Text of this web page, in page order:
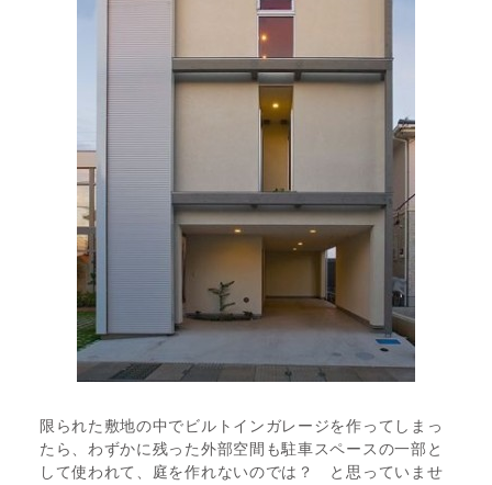
限られた敷地の中でビルトインガレージを作ってしまっ
たら、わずかに残った外部空間も駐車スペースの一部と
して使われて、庭を作れないのでは？ と思っていませ